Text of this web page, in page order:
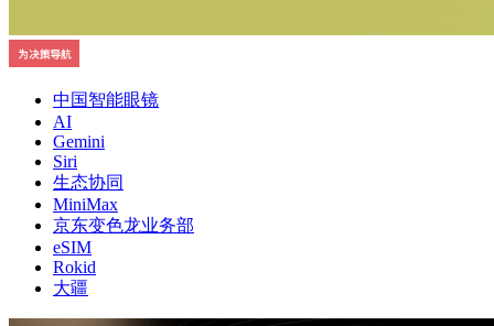
中国智能眼镜
AI
Gemini
Siri
生态协同
MiniMax
京东变色龙业务部
eSIM
Rokid
大疆